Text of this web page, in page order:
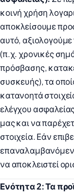
κοινή χρήση
αποκλείσουμε
αυτό,
(π.χ. χρονικές
πρόσβασης,
συσκευής), τα
κατανοητά
ελέγχου
μας και να
στοιχεία. Εάν
να αποκλειστεί
Ενότητα 2: Τα